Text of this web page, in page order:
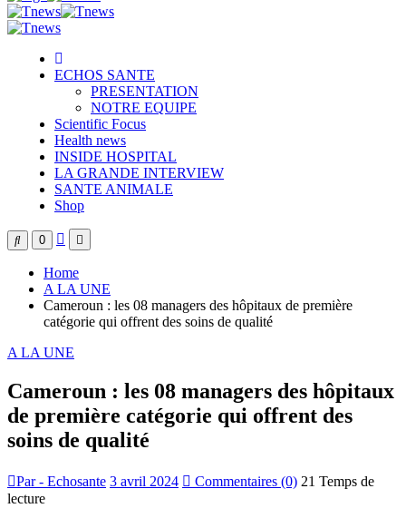
ECHOS SANTE
PRESENTATION
NOTRE EQUIPE
Scientific Focus
Health news
INSIDE HOSPITAL
LA GRANDE INTERVIEW
SANTE ANIMALE
Shop
0
Home
A LA UNE
Cameroun : les 08 managers des hôpitaux de première
catégorie qui offrent des soins de qualité
A LA UNE
Cameroun : les 08 managers des hôpitaux
de première catégorie qui offrent des
soins de qualité
Par - Echosante 3 avril 2024 Commentaires (0) 21 Temps de
lecture